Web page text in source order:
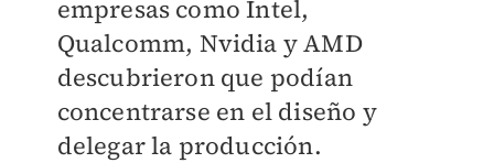
empresas como Intel,
Qualcomm, Nvidia y AMD
descubrieron que podían
concentrarse en el diseño y
delegar la producción.